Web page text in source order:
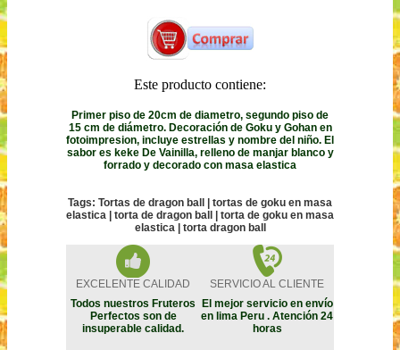
Este producto contiene:
Primer piso de 20cm de diametro, segundo piso de
15 cm de diámetro. Decoración de Goku y Gohan en
fotoimpresion, incluye estrellas y nombre del niño. El
sabor es keke De Vainilla, relleno de manjar blanco y
forrado y decorado con masa elastica
Tags: Tortas de dragon ball | tortas de goku en masa
elastica | torta de dragon ball | torta de goku en masa
elastica | torta dragon ball
EXCELENTE CALIDAD
SERVICIO AL CLIENTE
Todos nuestros Fruteros
Perfectos son de
insuperable calidad.
El mejor servicio en envío
en lima Peru . Atención 24
horas